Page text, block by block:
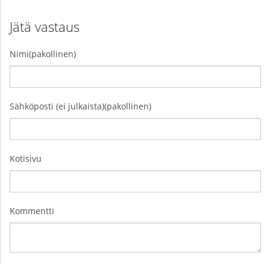
Jätä vastaus
Nimi(pakollinen)
Sähköposti (ei julkaista)(pakollinen)
Kotisivu
Kommentti